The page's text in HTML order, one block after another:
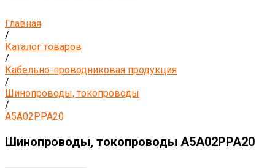
Главная
/
Каталог товаров
/
Кабельно-проводниковая продукция
/
Шинопроводы, токопроводы
/
А5А02РРА20
Шинопроводы, токопроводы А5А02РРА20